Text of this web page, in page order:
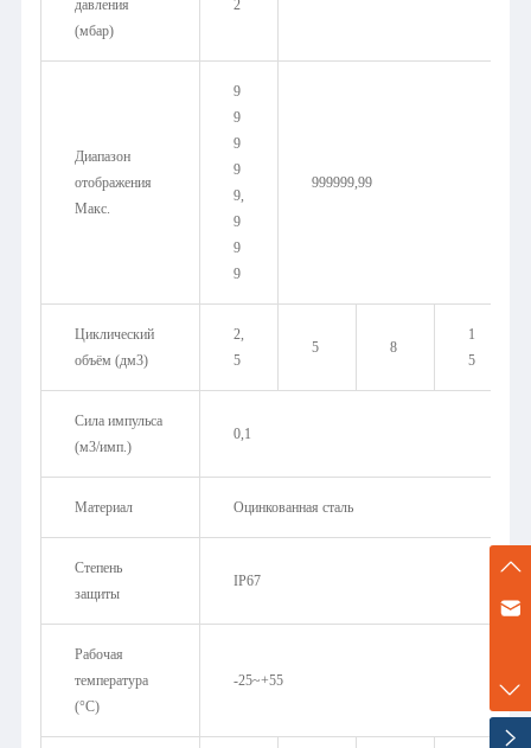
давления
(мбар)
2
Диапазон
отображения
Макс.
9
9
9
9
9,
9
9
9
999999,99
Циклический
объём (дм3)
2,
5
5 8
1
5
Сила импульса
(м3/имп.)
0,1
Материал Оцинкованная сталь
Степень
защиты
IP67
Рабочая
температура
(°C)
-25~+55
marketing@zenner-metering.com